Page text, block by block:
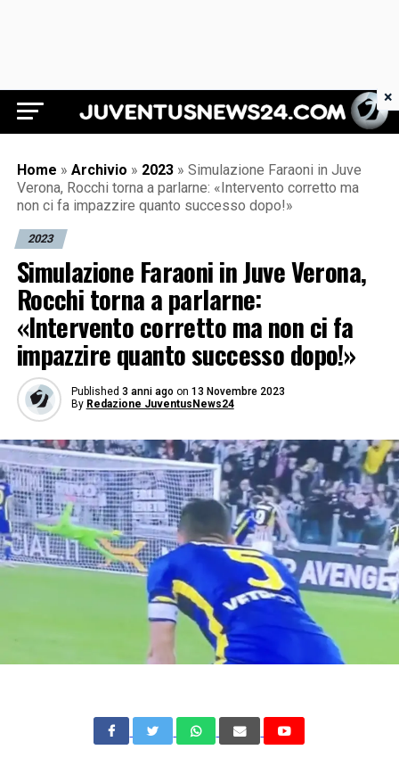
Juventus News 24
Home » Archivio » 2023 » Simulazione Faraoni in Juve
Verona, Rocchi torna a parlarne: «Intervento corretto ma
non ci fa impazzire quanto successo dopo!»
2023
Simulazione Faraoni in Juve Verona,
Rocchi torna a parlarne:
«Intervento corretto ma non ci fa
impazzire quanto successo dopo!»
Published 3 anni ago on 13 Novembre 2023
By Redazione JuventusNews24
×